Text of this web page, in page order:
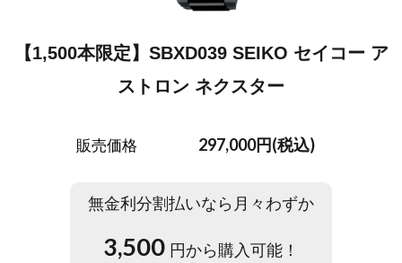
【1,500本限定】SBXD039 SEIKO セイコー ア
ストロン ネクスター
販売価格 297,000円(税込)
無金利分割払いなら月々わずか
3,500 円から購入可能！